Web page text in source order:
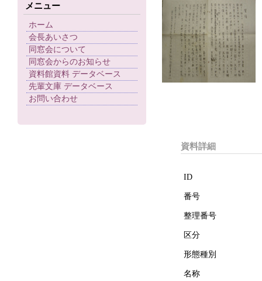
メニュー
ホーム
会長あいさつ
同窓会について
同窓会からのお知らせ
資料館資料 データベース
先輩文庫 データベース
お問い合わせ
資料詳細
ID
番号
整理番号
区分
形態種別
名称